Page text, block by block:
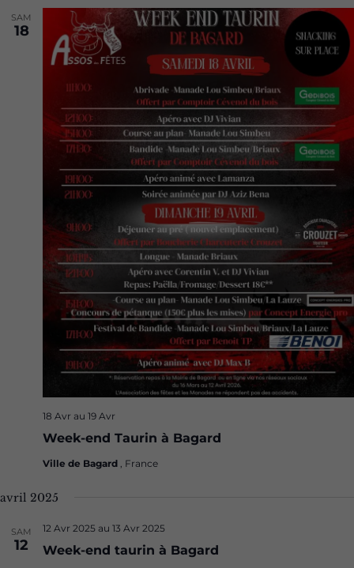
date.
SAM
18
Week-end Taurin à Bagard
18 Avr au 19 Avr
Ville de Bagard , France
avril 2025
SAM
12 Week-end taurin à Bagard
12 Avr 2025 au 13 Avr 2025